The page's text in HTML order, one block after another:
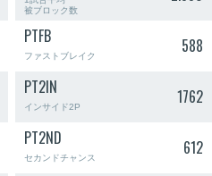
被ブロック数
PTFB
ファストブレイク
588
PT2IN
インサイド2P
1762
PT2ND
セカンドチャンス
612